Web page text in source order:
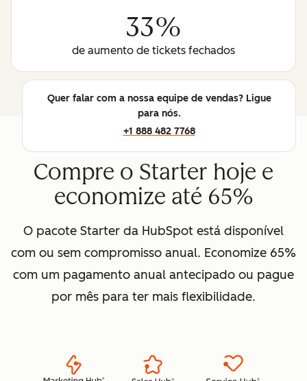
33%
de aumento de tickets fechados
Quer falar com a nossa equipe de vendas? Ligue
para nós.
+1 888 482 7768
Compre o Starter hoje e
economize até 65%
O pacote Starter da HubSpot está disponível
com ou sem compromisso anual. Economize 65%
com um pagamento anual antecipado ou pague
por mês para ter mais flexibilidade.